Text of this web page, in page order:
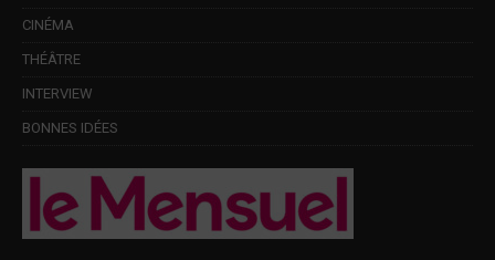
CINÉMA
THÉÂTRE
INTERVIEW
BONNES IDÉES